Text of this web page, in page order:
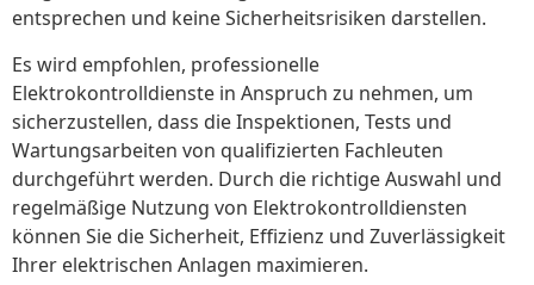
entsprechen und keine Sicherheitsrisiken darstellen.
Es wird empfohlen, professionelle
Elektrokontrolldienste in Anspruch zu nehmen, um
sicherzustellen, dass die Inspektionen, Tests und
Wartungsarbeiten von qualifizierten Fachleuten
durchgeführt werden. Durch die richtige Auswahl und
regelmäßige Nutzung von Elektrokontrolldiensten
können Sie die Sicherheit, Effizienz und Zuverlässigkeit
Ihrer elektrischen Anlagen maximieren.